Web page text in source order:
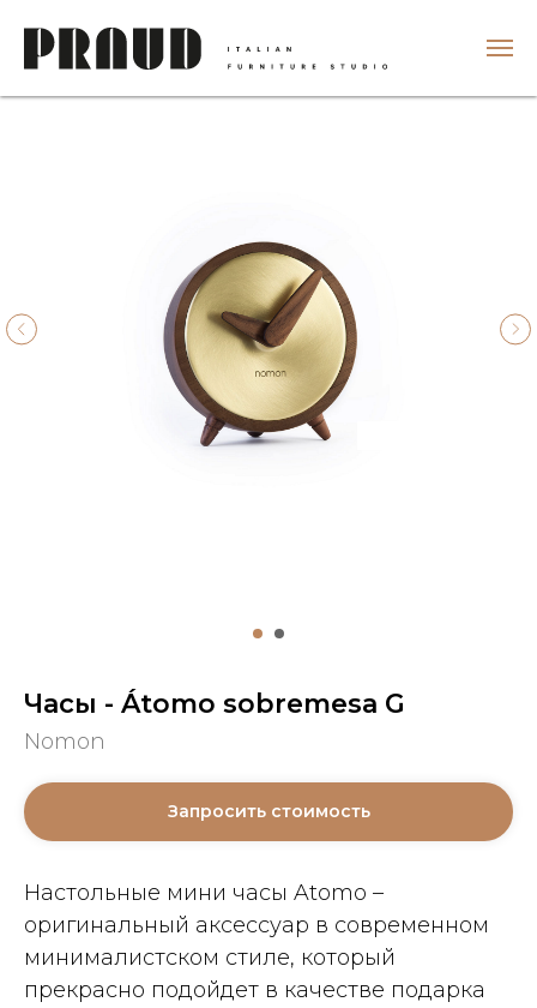
Часы - Átomo sobremesa G
Nomon
Запросить стоимость
Настольные мини часы Atomo –
оригинальный аксессуар в современном
минималистском стиле, который
прекрасно подойдет в качестве подарка